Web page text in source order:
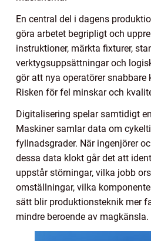
En central del i dagens
göra arbetet begripligt och
instruktioner, märkta fixturer,
verktygsuppsättningar och
gör att nya operatörer snabbare
Risken för fel minskar och
Digitalisering spelar samtidigt
Maskiner samlar data om
fyllnadsgrader. När ingenjörer
dessa data klokt går det att
uppstår störningar, vilka jobb
omställningar, vilka
sätt blir produktionsteknik mer
mindre beroende av magkänsla.